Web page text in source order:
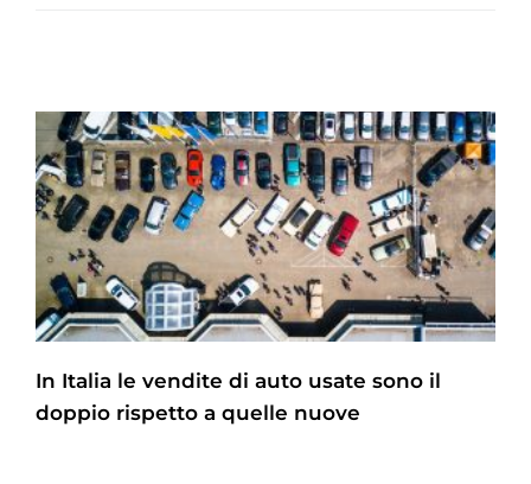
In Italia le vendite di auto usate sono il
doppio rispetto a quelle nuove